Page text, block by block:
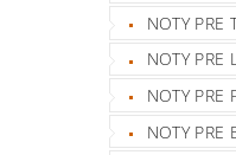
NOTY PRE
NOTY PRE
NOTY PRE
NOTY PRE